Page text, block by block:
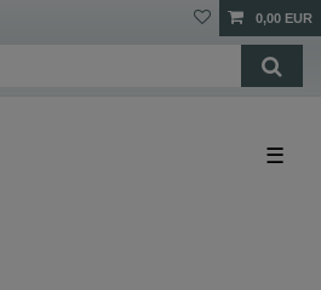
0,00 EUR
☰